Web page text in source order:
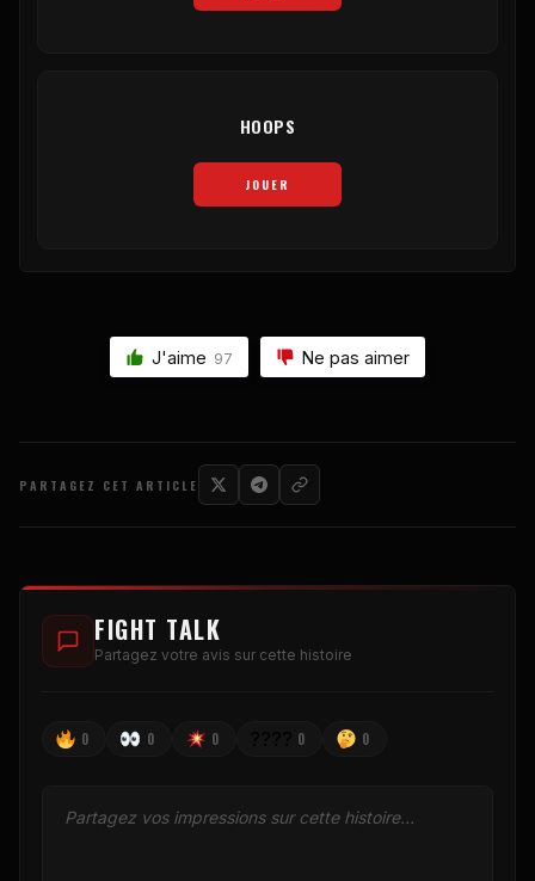
HOOPS
JOUER
J'aime 97 Ne pas aimer
PARTAGEZ CET ARTICLE
FIGHT TALK
Partagez votre avis sur cette histoire
0 0 0 0 0